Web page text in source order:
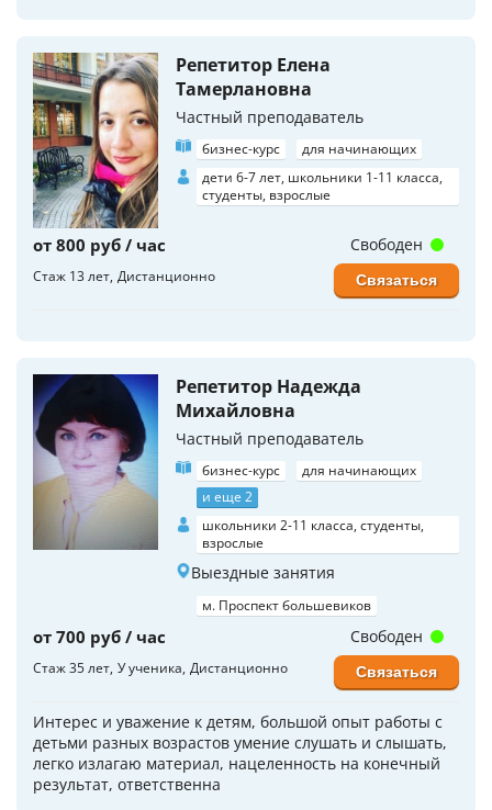
Репетитор Елена
Тамерлановна
Частный преподаватель
бизнес-курс
для начинающих
дети 6-7 лет, школьники 1-11 класса,
студенты, взрослые
от 800 руб / час
Стаж 13 лет Дистанционно
Свободен
Связаться
Репетитор Надежда
Михайловна
Частный преподаватель
бизнес-курс
для начинающих
и еще 2
школьники 2-11 класса, студенты,
взрослые
Выездные занятия
м. Проспект большевиков
от 700 руб / час
Стаж 35 лет У ученика Дистанционно
Интерес и уважение к детям, большой опыт работы с
детьми разных возрастов умение слушать и слышать,
легко излагаю материал, нацеленность на конечный
результат, ответственна
Свободен
Связаться